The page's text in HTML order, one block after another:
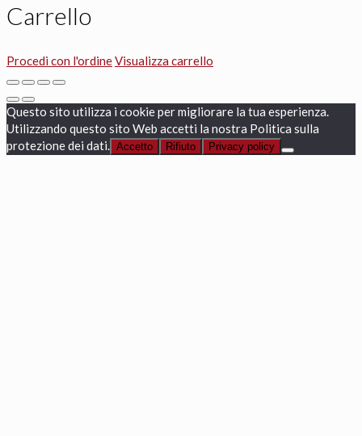
Carrello
Procedi con l'ordineVisualizza carrello
Questo sito utilizza i cookie per migliorare la tua esperienza.
Utilizzando questo sito Web accetti la nostra Politica sulla
protezione dei dati. Accetto Rifiuto Privacy policy